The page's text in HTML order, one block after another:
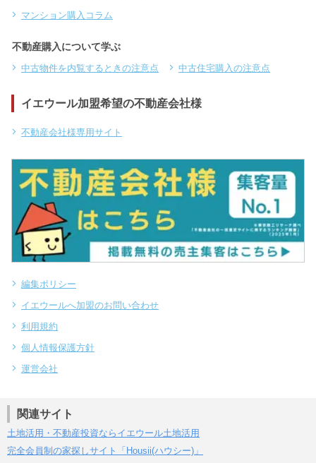
マンション購入コラム
不動産購入について学ぶ
中古物件を内覧するときの注意点 中古住宅購入の注意点
イエウール加盟希望の不動産会社様
不動産会社様専用サイト
編集ポリシー
イエウールへ加盟のお問い合わせ
利用規約
個人情報保護方針
運営会社
関連サイト
土地活用・不動産投資ならイエウール土地活用
完全会員制の家探しサイト「Housii(ハウシー)」